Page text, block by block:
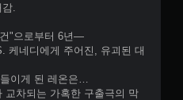
.
"으로부터 6년―
케네디에게 주어진, 유괴된 대
이게 된 레온은…
교차되는 가혹한 구출극의 막